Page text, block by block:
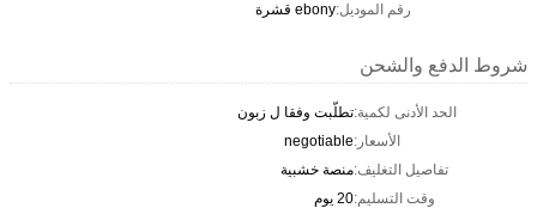
رقم الموديل:ebony قشرة
شروط الدفع والشحن
الحد الأدنى لكمية:تطلّبت وفقا ل زبون
الأسعار:negotiable
تفاصيل التغليف:منصة خشبية
وقت التسليم:20 يوم